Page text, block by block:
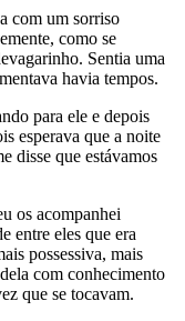
com um sorriso
como se
Sentia uma
havia tempos.
para ele e depois
esperava que a noite
disse que estávamos
os acompanhei
entre eles que era
possessiva, mais
com conhecimento
que se tocavam.